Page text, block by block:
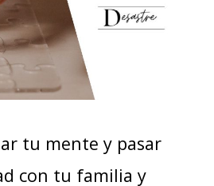
tu mente y pasar
con tu familia y